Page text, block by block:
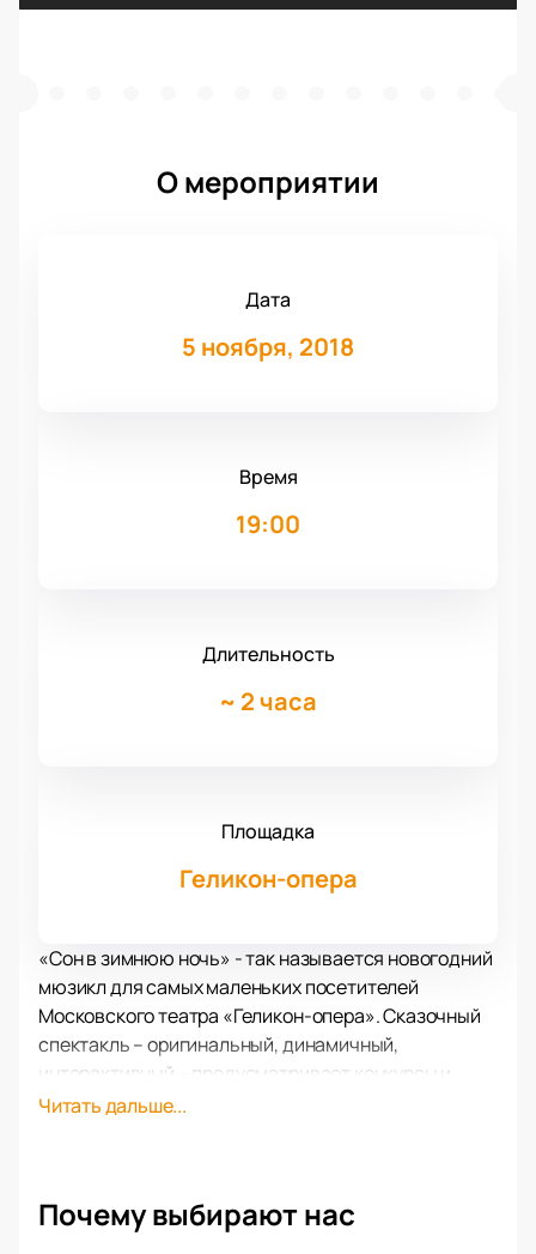
О мероприятии
Дата
5 ноября, 2018
Время
19:00
Длительность
~ 2 часа
Площадка
Геликон-опера
«Сон в зимнюю ночь» - так называется новогодний
мюзикл для самых маленьких посетителей
Московского театра «Геликон-опера». Сказочный
спектакль – оригинальный, динамичный,
интерактивный – предусматривает конкурсы и
эстафеты, а также новогодние подарки.
множество приключений. Персонажи для сюжета
Читать дальше...
Почему выбирают нас